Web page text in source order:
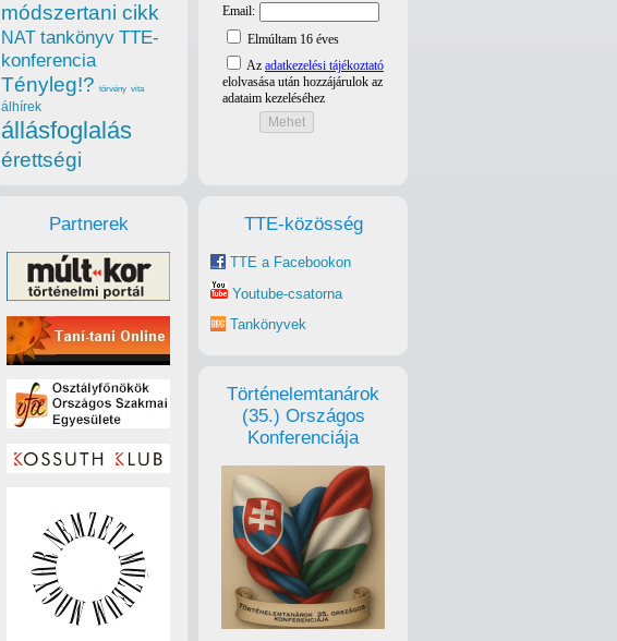
TTE-közösség
TTE a Facebookon
Youtube-csatorna
Tankönyvek
Történelemtanárok
(35.) Országos
Konferenciája
módszertani cikk
NAT tankönyv TTE-
konferencia
Tényleg!? törvény vita
álhírek
állásfoglalás
érettségi
Partnerek